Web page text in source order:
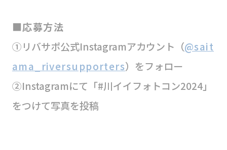
■応募方法
①リバサポ公式Instagramアカウント（@sait
ama_riversupporters）をフォロー
②Instagramにて「#川イイフォトコン2024」
をつけて写真を投稿